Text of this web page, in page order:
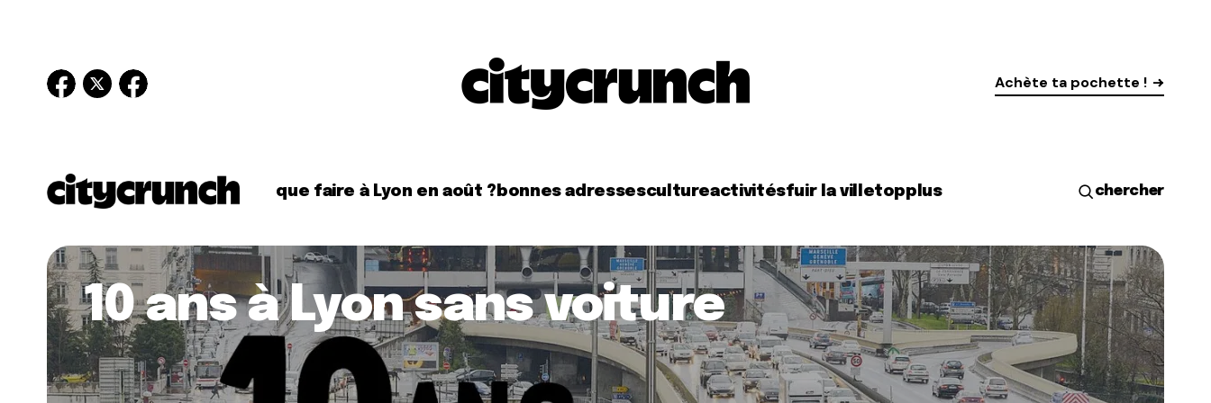
Achète ta pochette !
que faire à Lyon en août ? bonnes adressescultureactivitésfuir la villetopplus chercher
10 ans à Lyon sans voiture